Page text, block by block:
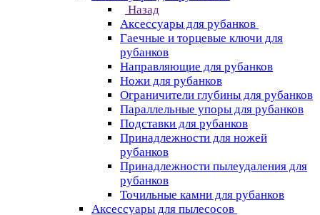
Назад
Аксессуары для рубанков
Гаечные и торцевые ключи для
рубанков
Направляющие для рубанков
Ножи для рубанков
Ограничители глубины для рубанков
Параллельные упоры для рубанков
Подставки для рубанков
Принадлежности для ножей
рубанков
Принадлежности пылеудаления для
рубанков
Точильные камни для рубанков
Аксессуары для пылесосов